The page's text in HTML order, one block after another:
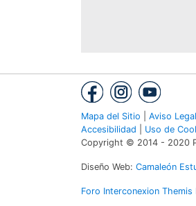
Mapa del Sitio Aviso Legal
Accesibilidad
Uso de
Copyright © 2014 - 2020
Diseño Web: Camaleón
Foro Interconexion Themis